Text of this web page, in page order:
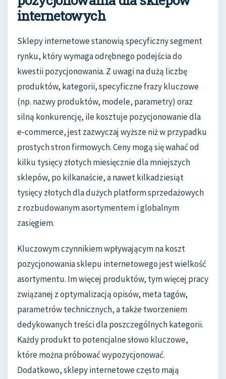
internetowych
Sklepy internetowe stanowią specyficzny segment
rynku, który wymaga odrębnego podejścia do
kwestii pozycjonowania. Z uwagi na dużą liczbę
produktów, kategorii, specyficzne frazy kluczowe
(np. nazwy produktów, modele, parametry) oraz
silną konkurencję, ile kosztuje pozycjonowanie dla
e-commerce, jest zazwyczaj wyższe niż w przypadku
prostych stron firmowych. Ceny mogą się wahać od
kilku tysięcy złotych miesięcznie dla mniejszych
sklepów, po kilkanaście, a nawet kilkadziesiąt
tysięcy złotych dla dużych platform sprzedażowych
z rozbudowanym asortymentem i globalnym
zasięgiem.
Kluczowym czynnikiem wpływającym na koszt
pozycjonowania sklepu internetowego jest wielkość
asortymentu. Im więcej produktów, tym więcej pracy
związanej z optymalizacją opisów, meta tagów,
parametrów technicznych, a także tworzeniem
dedykowanych treści dla poszczególnych kategorii.
Każdy produkt to potencjalne słowo kluczowe,
które można próbować wypozycjonować.
Dodatkowo, sklepy internetowe często mają